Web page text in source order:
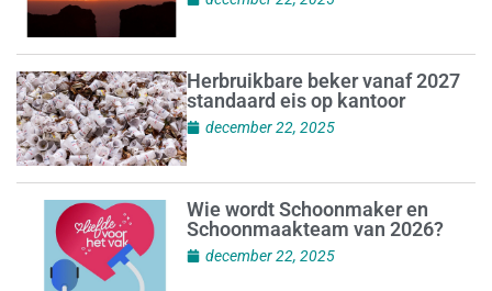
Herbruikbare beker vanaf 2027
standaard eis op kantoor
december 22, 2025
Wie wordt Schoonmaker en
Schoonmaakteam van 2026?
december 22, 2025